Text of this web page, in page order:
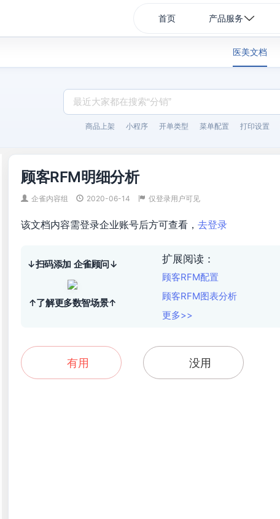
首页 产品服务
医美文档
商品上架 小程序 开单类型 菜单配置 打印设置
顾客RFM明细分析
企雀内容组 2020-06-14 仅登录用户可见
该文档内容需登录企业账号后方可查看， 去登录
↓扫码添加 企雀顾问↓
↑了解更多数智场景↑
扩展阅读：
顾客RFM配置
顾客RFM图表分析
更多>>
有用 没用